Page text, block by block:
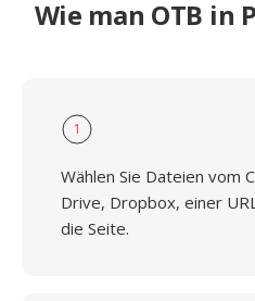
Wie man OTB in
1
Wählen Sie Dateien vom
Drive, Dropbox, einer
die Seite.